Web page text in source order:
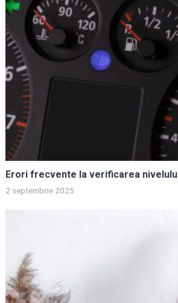
Erori frecvente la verificarea
2 septembrie 2025